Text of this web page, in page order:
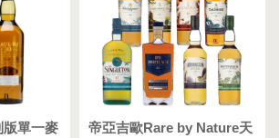
版單一麥
帝亞吉歐Rare by Nature天